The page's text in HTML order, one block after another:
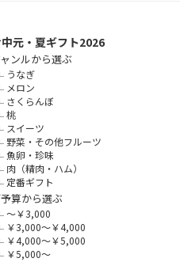
元・夏ギフト2026
ンルから選ぶ
うなぎ
メロン
さくらんぼ
桃
スイーツ
野菜・その他フルーツ
魚卵・珍味
肉（精肉・ハム）
定番ギフト
算から選ぶ
～￥3,000
￥3,000～￥4,000
￥4,000～￥5,000
￥5,000～